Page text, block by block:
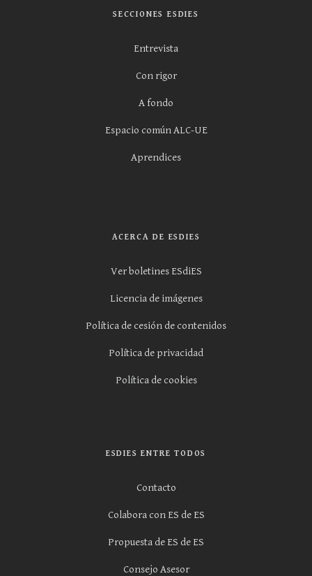
SECCIONES ESDIES
Entrevista
Con rigor
A fondo
Espacio común ALC-UE
Aprendices
ACERCA DE ESDIES
Ver boletines ESdiES
Licencia de imágenes
Política de cesión de contenidos
Política de privacidad
Política de cookies
ESDIES ENTRE TODOS
Contacto
Colabora con ES de ES
Propuesta de ES de ES
Consejo Asesor